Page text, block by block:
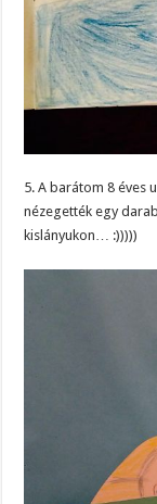
5. A barátom 8 éves
nézegették egy
kislányukon… :)))))